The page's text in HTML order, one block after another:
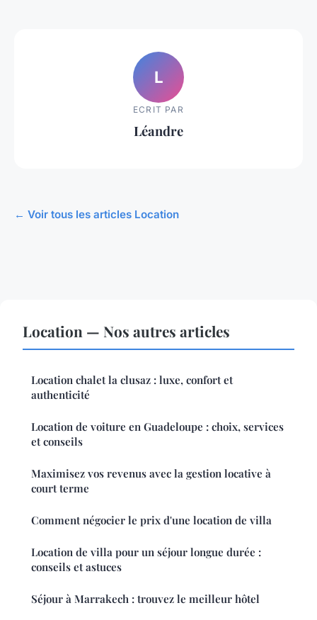
L
ECRIT PAR
Léandre
← Voir tous les articles Location
Location — Nos autres articles
Location chalet la clusaz : luxe, confort et
authenticité
Location de voiture en Guadeloupe : choix, services
et conseils
Maximisez vos revenus avec la gestion locative à
court terme
Comment négocier le prix d'une location de villa
Location de villa pour un séjour longue durée :
conseils et astuces
Séjour à Marrakech : trouvez le meilleur hôtel